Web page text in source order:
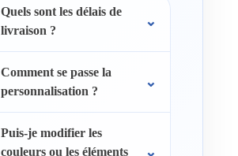
Quels sont les délais de
livraison ?
Comment se passe la
personnalisation ?
Puis-je modifier les
couleurs ou les éléments